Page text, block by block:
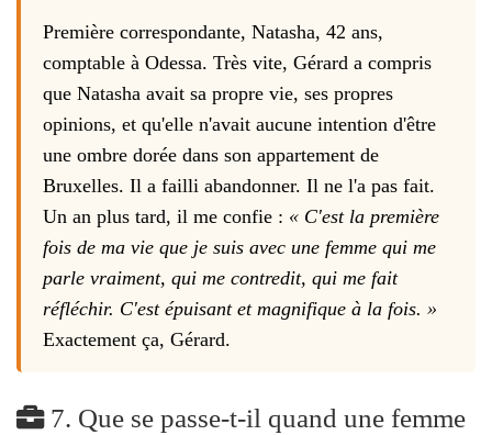
Première correspondante, Natasha, 42 ans,
comptable à Odessa. Très vite, Gérard a compris
que Natasha avait sa propre vie, ses propres
opinions, et qu'elle n'avait aucune intention d'être
une ombre dorée dans son appartement de
Bruxelles. Il a failli abandonner. Il ne l'a pas fait.
Un an plus tard, il me confie : « C'est la première
fois de ma vie que je suis avec une femme qui me
parle vraiment, qui me contredit, qui me fait
réfléchir. C'est épuisant et magnifique à la fois. »
Exactement ça, Gérard.
7. Que se passe-t-il quand une femme